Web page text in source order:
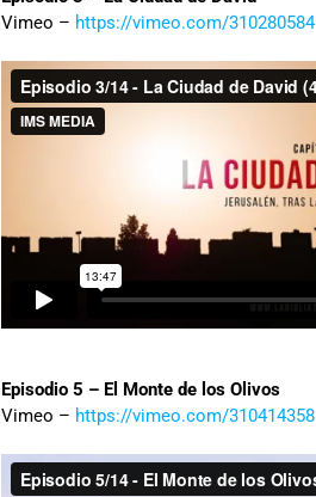
Vimeo – https://vimeo.com/310280584
Episodio 5 – El Monte de los Olivos
Vimeo – https://vimeo.com/310414358